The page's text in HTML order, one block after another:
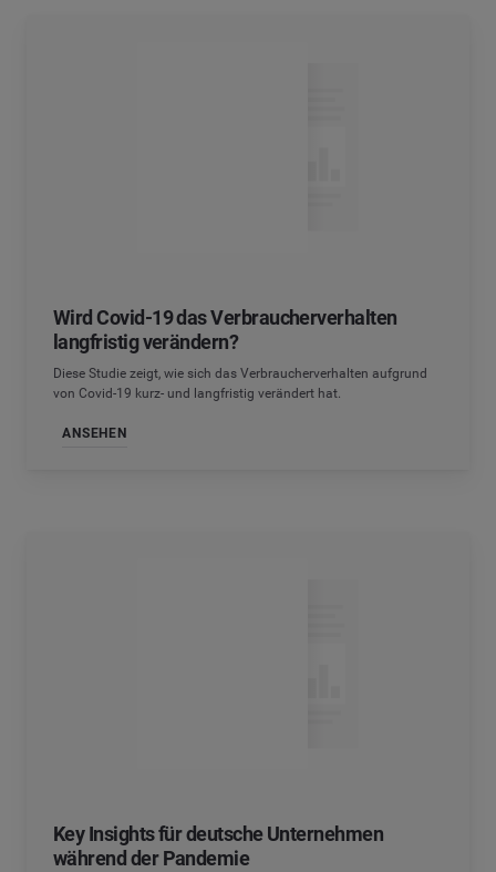
Wird Covid-19 das Verbraucherverhalten
langfristig verändern?
Diese Studie zeigt, wie sich das Verbraucherverhalten aufgrund
von Covid-19 kurz- und langfristig verändert hat.
ANSEHEN
Key Insights für deutsche Unternehmen
während der Pandemie